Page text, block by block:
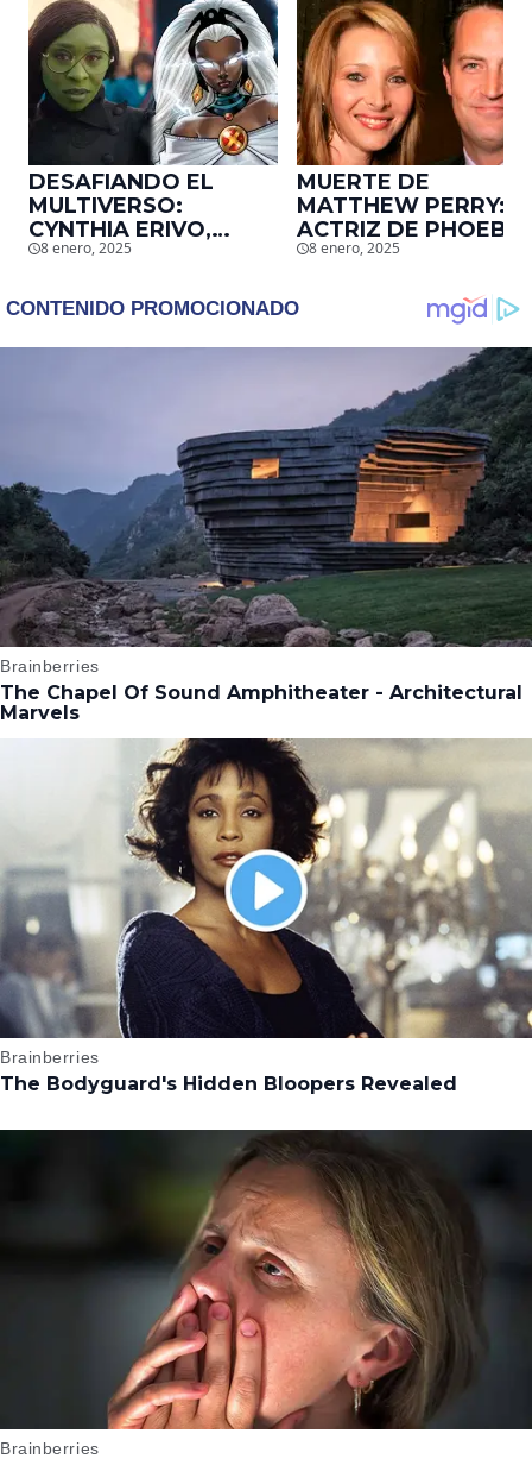
DESAFIANDO EL
MULTIVERSO:
CYNTHIA ERIVO,
PROTAGONISTA DE
SER STORM EN EL
8 enero, 2025
MUERTE DE
MATTHEW PERRY:
ACTRIZ DE PHOEBE,
EN ‘FRIENDS’,
EMOTIVO MENSAJE
QUE EL ACTOR LE
DEJÓ
8 enero, 2025